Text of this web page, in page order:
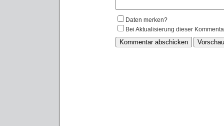
Daten merken?
Bei Aktualisierung dieser